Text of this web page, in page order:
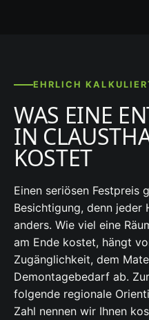
EHRLICH
WAS EINE
IN
KOSTET
Einen seriösen Festpreis
Besichtigung, denn jeder
anders. Wie viel eine
am Ende kostet, hängt
Zugänglichkeit, dem
Demontagebedarf ab.
folgende regionale
Zahl nennen wir Ihnen